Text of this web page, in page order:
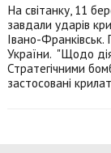
На світанку, 11
завдали ударів
Івано-
України. "Щодо
Стратегічними
застосовані